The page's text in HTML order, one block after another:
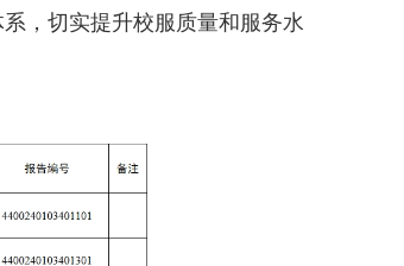
，切实提升校服质量和服务水